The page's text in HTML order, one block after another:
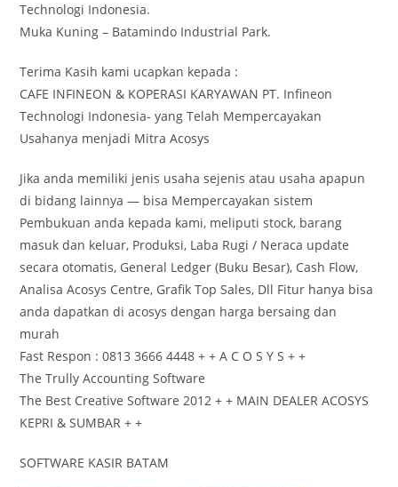
Technologi Indonesia.
Muka Kuning – Batamindo Industrial Park.
Terima Kasih kami ucapkan kepada :
CAFE INFINEON & KOPERASI KARYAWAN PT. Infineon
Technologi Indonesia- yang Telah Mempercayakan
Usahanya menjadi Mitra Acosys
Jika anda memiliki jenis usaha sejenis atau usaha apapun
di bidang lainnya — bisa Mempercayakan sistem
Pembukuan anda kepada kami, meliputi stock, barang
masuk dan keluar, Produksi, Laba Rugi / Neraca update
secara otomatis, General Ledger (Buku Besar), Cash Flow,
Analisa Acosys Centre, Grafik Top Sales, Dll Fitur hanya bisa
anda dapatkan di acosys dengan harga bersaing dan
murah
Fast Respon : 0813 3666 4448 + + A C O S Y S + +
The Trully Accounting Software
The Best Creative Software 2012 + + MAIN DEALER ACOSYS
KEPRI & SUMBAR + +
SOFTWARE KASIR BATAM